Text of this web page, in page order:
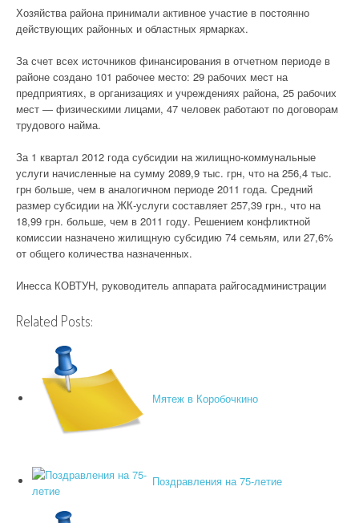
Хозяйства района принимали активное участие в постоянно
действующих районных и областных ярмарках.
За счет всех источников финансирования в отчетном периоде в
районе создано 101 рабочее место: 29 рабочих мест на
предприятиях, в организациях и учреждениях района, 25 рабочих
мест — физическими лицами, 47 человек работают по договорам
трудового найма.
За 1 квартал 2012 года субсидии на жилищно-коммунальные
услуги начисленные на сумму 2089,9 тыс. грн, что на 256,4 тыс.
грн больше, чем в аналогичном периоде 2011 года. Средний
размер субсидии на ЖК-услуги составляет 257,39 грн., что на
18,99 грн. больше, чем в 2011 году. Решением конфликтной
комиссии назначено жилищную субсидию 74 семьям, или 27,6%
от общего количества назначенных.
Инесса КОВТУН, руководитель аппарата райгосадминистрации
Related Posts:
Мятеж в Коробочкино
Поздравления на 75-летие